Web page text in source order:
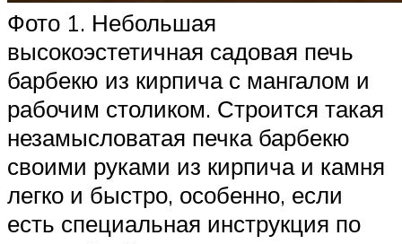
Фото 1. Небольшая
высокоэстетичная садовая печь
барбекю из кирпича с мангалом и
рабочим столиком. Строится такая
незамысловатая печка барбекю
своими руками из кирпича и камня
легко и быстро, особенно, если
есть специальная инструкция по